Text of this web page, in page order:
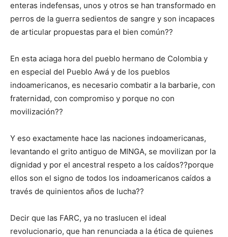
enteras indefensas, unos y otros se han transformado en
perros de la guerra sedientos de sangre y son incapaces
de articular propuestas para el bien común??
En esta aciaga hora del pueblo hermano de Colombia y
en especial del Pueblo Awá y de los pueblos
indoamericanos, es necesario combatir a la barbarie, con
fraternidad, con compromiso y porque no con
movilización??
Y eso exactamente hace las naciones indoamericanas,
levantando el grito antiguo de MINGA, se movilizan por la
dignidad y por el ancestral respeto a los caídos??porque
ellos son el signo de todos los indoamericanos caídos a
través de quinientos años de lucha??
Decir que las FARC, ya no traslucen el ideal
revolucionario, que han renunciada a la ética de quienes